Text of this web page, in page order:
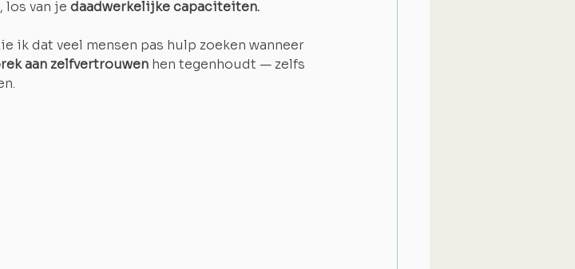
los van je daadwerkelijke capaciteiten.
ik dat veel mensen pas hulp zoeken wanneer
aan zelfvertrouwen hen tegenhoudt — zelfs